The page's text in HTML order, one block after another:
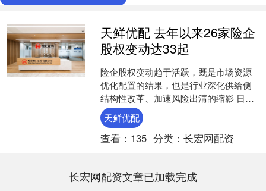
天鲜优配 去年以来26家险企
股权变动达33起
险企股权变动趋于活跃，既是市场资源
优化配置的结果，也是行业深化供给侧
结构性改革、加速风险出清的缩影 日
前，国家金融监督管理总局重庆监管局
发布关于三峡人寿保险股份....
天鲜优配
查看： 135 分类： 长宏网配资
长宏网配资文章已加载完成